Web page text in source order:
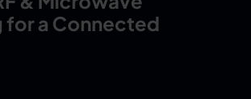
for a Connected